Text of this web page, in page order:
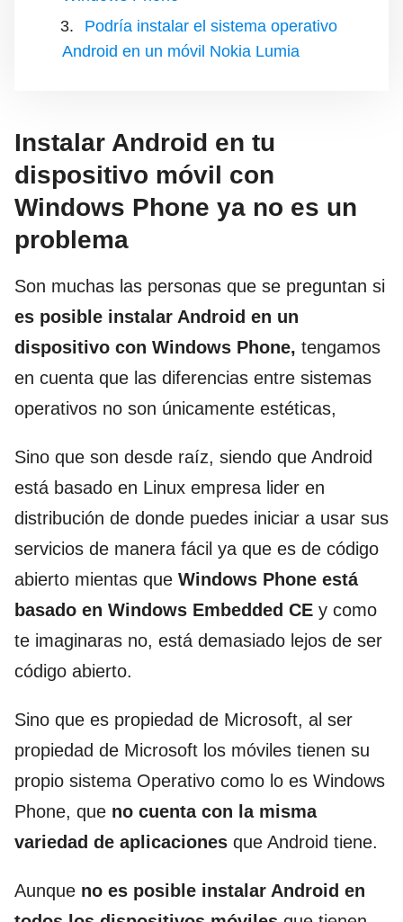
Podría instalar el sistema operativo
Android en un móvil Nokia Lumia
Instalar Android en tu
dispositivo móvil con
Windows Phone ya no es un
problema
Son muchas las personas que se preguntan si
es posible instalar Android en un
dispositivo con Windows Phone, tengamos
en cuenta que las diferencias entre sistemas
operativos no son únicamente estéticas,
Sino que son desde raíz, siendo que Android
está basado en Linux empresa lider en
distribución de donde puedes iniciar a usar sus
servicios de manera fácil ya que es de código
abierto mientas que Windows Phone está
basado en Windows Embedded CE y como
te imaginaras no, está demasiado lejos de ser
código abierto.
Sino que es propiedad de Microsoft, al ser
propiedad de Microsoft los móviles tienen su
propio sistema Operativo como lo es Windows
Phone, que no cuenta con la misma
variedad de aplicaciones que Android tiene.
Aunque no es posible instalar Android en